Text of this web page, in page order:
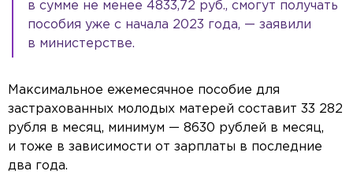
в сумме не менее 4833,72 руб., смогут получать
пособия уже с начала 2023 года, — заявили
в министерстве.
Максимальное ежемесячное пособие для
застрахованных молодых матерей составит 33 282
рубля в месяц, минимум — 8630 рублей в месяц,
и тоже в зависимости от зарплаты в последние
два года.